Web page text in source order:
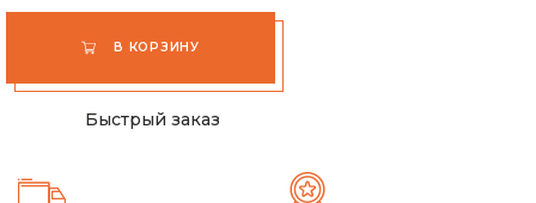
В КОРЗИНУ
Быстрый заказ